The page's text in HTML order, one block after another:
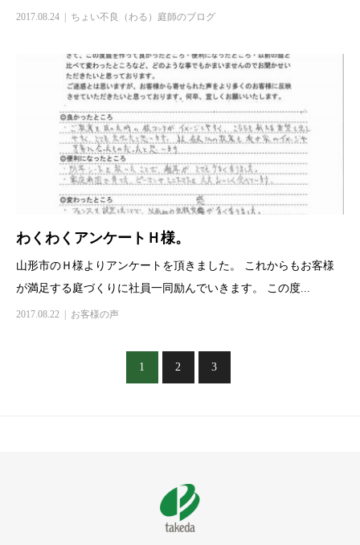
2017.08.24 ちょい不良（わる）庭師のブログ
わくわくアンケートＨ様。
山形市のＨ様よりアンケートを頂きました。 これからもお客様
が満足する庭づくりに社員一同励んでいきます。 この度...
2017.08.22 お客様の声
1 2 3